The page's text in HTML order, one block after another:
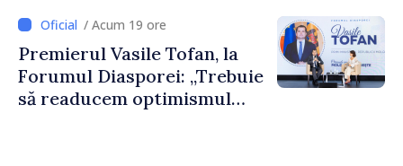
dumneavoastră pentru a
construi comunități mai
puternice”
/ Acum 19 ore
Premierul Vasile Tofan, la
Forumul Diasporei: „Trebuie
să readucem optimismul